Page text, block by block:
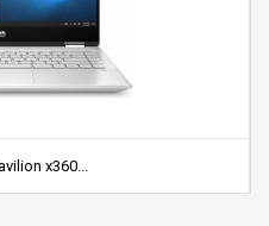
x360...